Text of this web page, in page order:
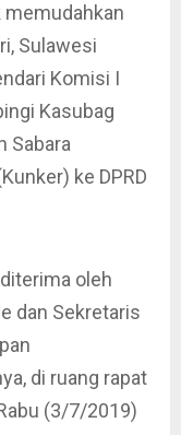
memudahkan
Sulawesi
Komisi I
Kasubag
Sabara
ke DPRD
oleh
dan Sekretaris
di ruang rapat
(3/7/2019)